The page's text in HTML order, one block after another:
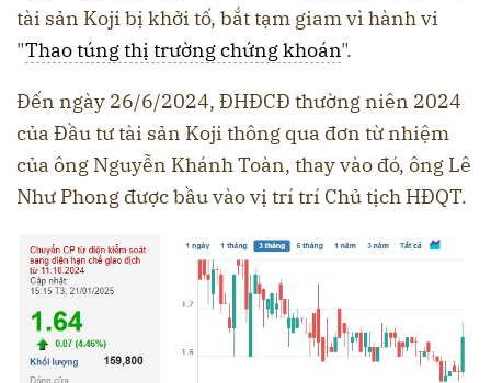
tài sản Koji bị khởi tố, bắt tạm giam vì hành vi
"Thao túng thị trường chứng khoán".
Đến ngày 26/6/2024, ĐHĐCĐ thường niên 2024
của Đầu tư tài sản Koji thông qua đơn từ nhiệm
của ông Nguyễn Khánh Toàn, thay vào đó, ông Lê
Như Phong được bầu vào vị trí trí Chủ tịch HĐQT.